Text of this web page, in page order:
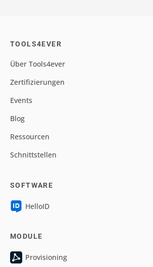
TOOLS4EVER
Über Tools4ever
Zertifizierungen
Events
Blog
Ressourcen
Schnittstellen
SOFTWARE
HelloID
MODULE
Provisioning